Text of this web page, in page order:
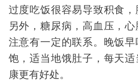
过度吃饭很容易导致积食，
另外，糖尿病，高血压，
注意有一定的联系。晚饭
饱，适当地饿肚子，每天
康更有好处。